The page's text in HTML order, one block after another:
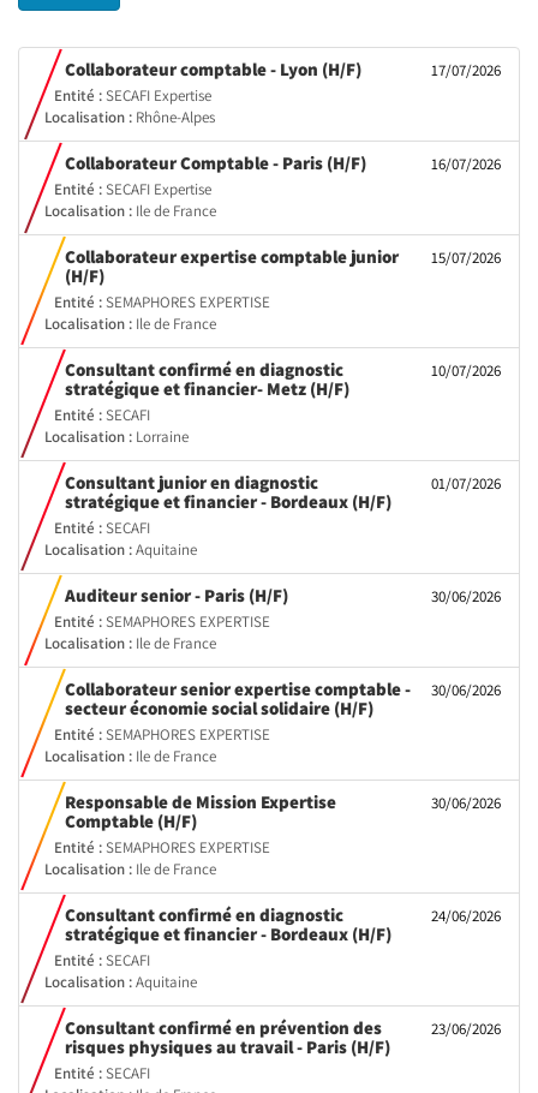
17/07/2026
Collaborateur comptable - Lyon (H/F)(Nouvelle
Entité :SECAFI Expertise
Localisation : Rhône-Alpes
16/07/2026
Collaborateur Comptable - Paris (H/F)(Nouvelle
Entité :SECAFI Expertise
Localisation : Ile de France
15/07/2026
Collaborateur expertise comptable junior
(H/F)(Nouvelle
fenêtre)
Entité :SEMAPHORES EXPERTISE
Localisation : Ile de France
10/07/2026
Consultant confirmé en diagnostic
stratégique et financier- Metz (H/F)(Nouvelle
Entité :SECAFI
Localisation : Lorraine
01/07/2026
Consultant junior en diagnostic
stratégique et financier - Bordeaux (H/F)(Nouvelle
Entité :SECAFI
Localisation :Aquitaine
30/06/2026
Auditeur senior - Paris (H/F)(Nouvelle
Entité :SEMAPHORES EXPERTISE
Localisation : Ile de France
30/06/2026
Collaborateur senior expertise comptable -
secteur économie social solidaire (H/F)(Nouvelle
Entité :SEMAPHORES EXPERTISE
Localisation : Ile de France
30/06/2026
Responsable de Mission Expertise
Comptable (H/F)(Nouvelle
fenêtre)
Entité :SEMAPHORES EXPERTISE
Localisation : Ile de France
24/06/2026
Consultant confirmé en diagnostic
stratégique et financier - Bordeaux (H/F)(Nouvelle
Entité :SECAFI
Localisation :Aquitaine
23/06/2026
Consultant confirmé en prévention des
risques physiques au travail - Paris (H/F)(Nouvelle
Entité :SECAFI